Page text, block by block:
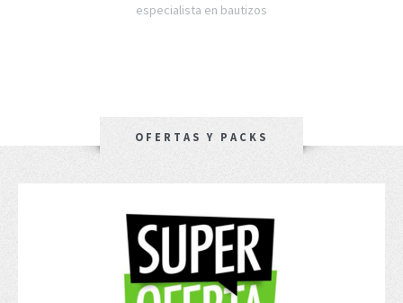
especialista en bautizos
OFERTAS Y PACKS